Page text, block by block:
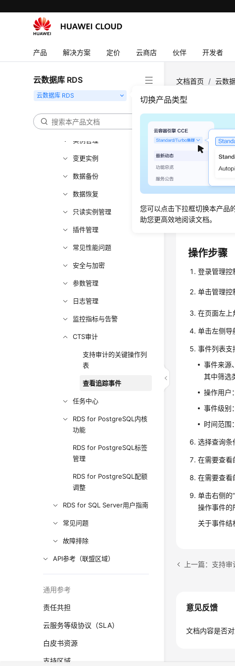
产品 解决方案 定价 云商店 伙伴 开发者
云数据库 RDS
切换产品类型
您可以点击下拉框切换本产品
助您更高效地阅读文档。
权限管理
购买RDS for PostgreSQL
连接RDS for PostgreSQL
版本升级
实例管理
变更实例
数据备份
数据恢复
只读实例管理
插件管理
常见性能问题
安全与加密
参数管理
日志管理
监控指标与告警
CTS审计
支持审计的关键操作列
表
查看追踪事件
任务中心
RDS for PostgreSQL内核
功能
RDS for PostgreSQL标签
管理
RDS for PostgreSQL配额
调整
RDS for SQL Server用户指南
常见问题
故障排除
API参考（联盟区域）
通用参考
责任共担
云服务等级协议（SLA）
白皮书资源
支持区域
文档首页 / 云数
查看
更新时间：
录。
本节介绍如何
操作步骤
登录管理控
单击管理控
在页面左上
单击左侧导
事件列表支
事件来源
其中筛选
操作用户
事件级别
时间范围
选择查询条
在需要查看
在需要查看
单击右侧的
操作事件的
关于事件结
上一篇：支持
意见反馈
文档内容是否对